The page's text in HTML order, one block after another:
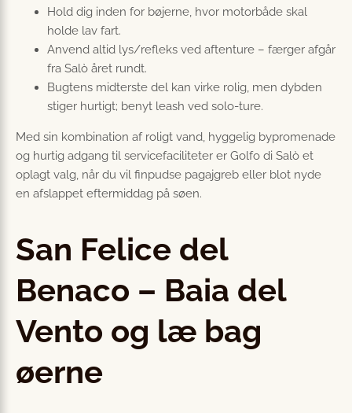
Hold dig inden for bøjerne, hvor motorbåde skal
holde lav fart.
Anvend altid lys/refleks ved aftenture – færger afgår
fra Salò året rundt.
Bugtens midterste del kan virke rolig, men dybden
stiger hurtigt; benyt leash ved solo-ture.
Med sin kombination af roligt vand, hyggelig bypromenade
og hurtig adgang til servicefaciliteter er Golfo di Salò et
oplagt valg, når du vil finpudse pagajgreb eller blot nyde
en afslappet eftermiddag på søen.
San Felice del
Benaco – Baia del
Vento og læ bag
øerne